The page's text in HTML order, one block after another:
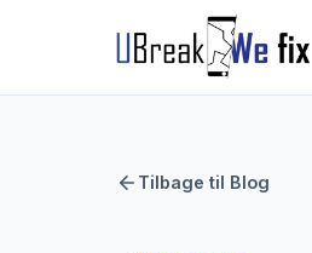
Tilbage til Blog